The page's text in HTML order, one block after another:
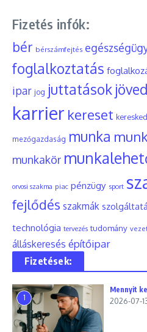
Fizetés infók:
bér bérszámfejtés
foglalkoztatás
ipar jog juttatások
karrier kereset
mezőgazdaság munka
munkakör
orvosi szakma piac pénzügy sport
fejlődés szakmák
technológia tervezés tudomány
álláskeresés építőipar
Fizetések:
1
Mennyit
2026-07-